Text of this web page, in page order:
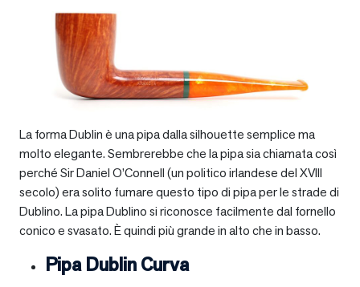
La forma Dublin è una pipa dalla silhouette semplice ma
molto elegante. Sembrerebbe che la pipa sia chiamata così
perché Sir Daniel O’Connell (un politico irlandese del XVIII
secolo) era solito fumare questo tipo di pipa per le strade di
Dublino. La pipa Dublino si riconosce facilmente dal fornello
conico e svasato. È quindi più grande in alto che in basso.
Pipa Dublin Curva